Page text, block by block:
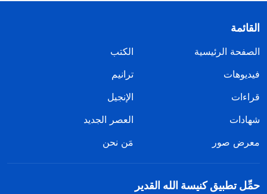
القائمة
الصفحة الرئيسية
الكتب
فيديوهات
ترانيم
قراءات
الإنجيل
شهادات
العصر الجديد
معرض صور
مَن نحن
حمِّل تطبيق كنيسة الله القدير